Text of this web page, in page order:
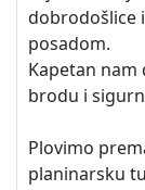
dobrodošlice
posadom.
Kapetan nam
brodu i
Plovimo
planinarsku